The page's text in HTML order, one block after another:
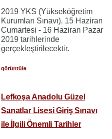
2019 YKS (Yükseköğretim
Kurumları Sınavı), 15 Haziran
Cumartesi - 16 Haziran Pazar
2019 tarihlerinde
gerçekleştirilecektir.
görüntüle
Lefkoşa Anadolu Güzel
Sanatlar Lisesi Giriş Sınavı
ile İlgili Önemli Tarihler